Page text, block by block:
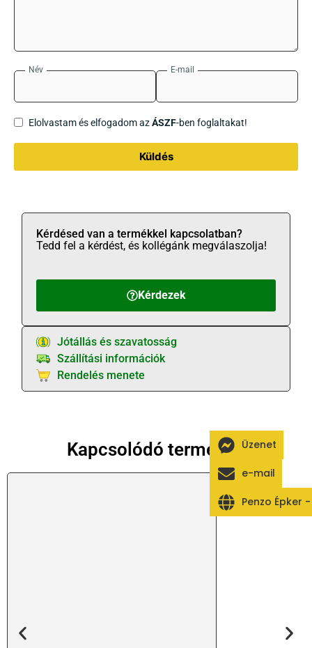
Név E-mail
Elolvastam és elfogadom azÁSZF-ben foglaltakat!
Küldés
Kérdezek
Kérdésed van a termékkel kapcsolatban?
Tedd fel a kérdést, és kollégánk megválaszolja!
Jótállás és szavatosság
Szállítási információk
Rendelés menete
Kapcsolódó termékekÜzenet
e-mail
Penzo Épker